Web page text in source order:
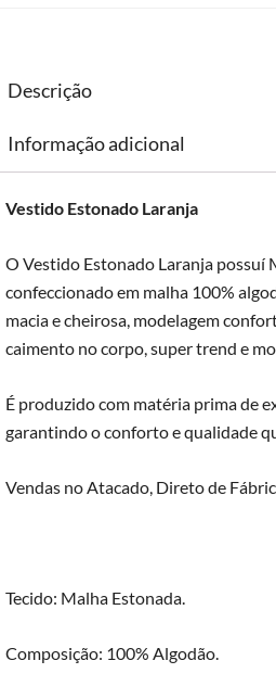
Descrição
Informação adicional
Vestido Estonado Laranja
O Vestido Estonado Laranja possuí
confeccionado em malha 100%
macia e cheirosa, modelagem
caimento no corpo, super trend e
É produzido com matéria prima de
garantindo o conforto e qualidade
Vendas no Atacado, Direto de
Tecido: Malha Estonada.
Composição: 100% Algodão.